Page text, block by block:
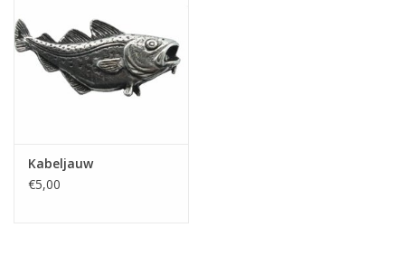
Kabeljauw
€5,00